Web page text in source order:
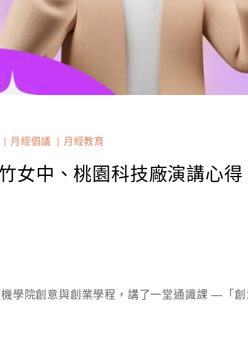
月經倡議 月經教育
女中、桃園科技廠演講心得
學院創意與創業學程，講了一堂通識課 —「